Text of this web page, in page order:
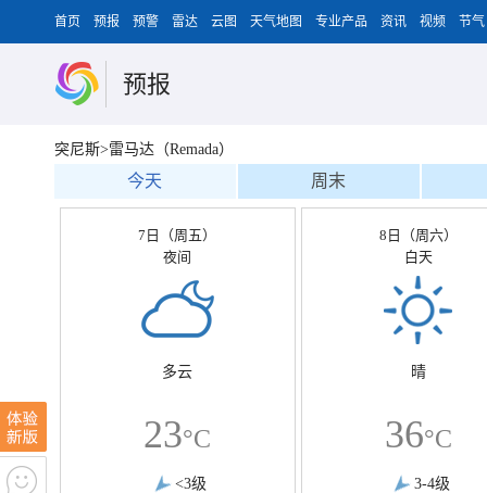
首页 预报 预警 雷达 云图 天气地图 专业产品 资讯 视频 节气
预报
突尼斯>雷马达（Remada）
今天 周末
7日（周五）
夜间
多云
23°C
<3级
8日（周六）
白天
晴
36°C
3-4级